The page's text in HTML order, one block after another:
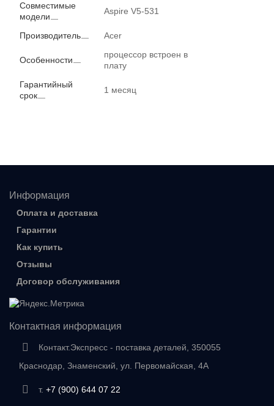
Совместимые
модели
Aspire V5-531
Производитель Acer
Особенности
процессор встроен в
плату
Гарантийный
срок
1 месяц
Информация
Оплата и доставка
Гарантии
Как купить
Отзывы
Договор обслуживания
Контактная информация
Контакт.Экспресс - поставка деталей, 350055
Краснодар, Знаменский, ул. Первомайская, 4А
т. +7 (900) 644 07 22